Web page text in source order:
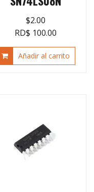
$2.00
RD$ 100.00
Añadir al carrito